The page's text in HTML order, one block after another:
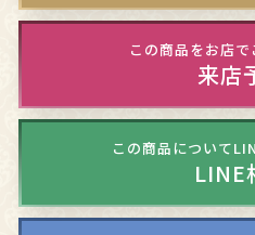
この商品をお店
来店
この商品について
LINE